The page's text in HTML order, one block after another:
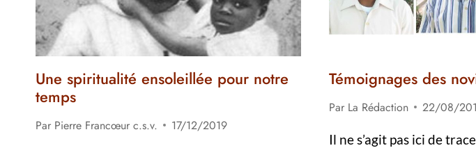
Une spiritualité ensoleillée pour notre
temps
Par Pierre Francœur c.s.v.
17/12/2019
Témoignages des
Par La Rédaction
22/08/
Il ne s’agit pas ici de